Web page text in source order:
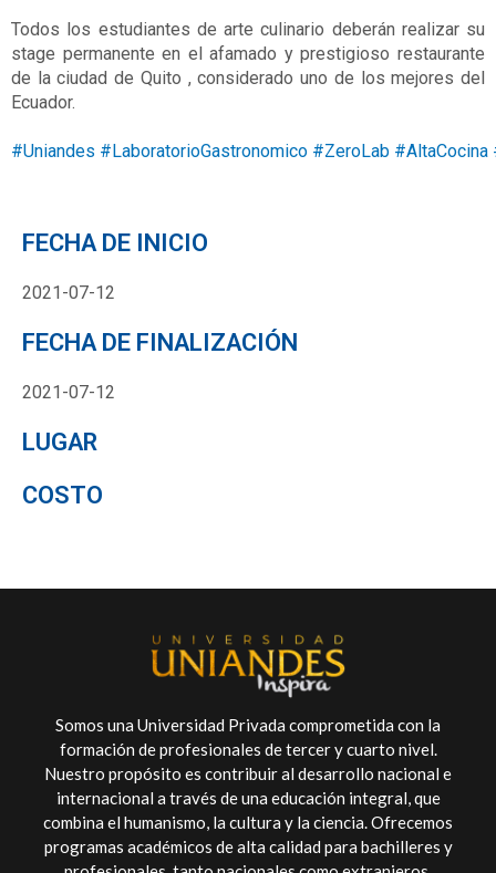
Todos los estudiantes de arte culinario deberán realizar su
stage permanente en el afamado y prestigioso restaurante
de la ciudad de Quito , considerado uno de los mejores del
Ecuador.
#Uniandes #LaboratorioGastronomico #ZeroLab #AltaCocina
FECHA DE INICIO
2021-07-12
FECHA DE FINALIZACIÓN
2021-07-12
LUGAR
COSTO
Somos una Universidad Privada comprometida con la
formación de profesionales de tercer y cuarto nivel.
Nuestro propósito es contribuir al desarrollo nacional e
internacional a través de una educación integral, que
combina el humanismo, la cultura y la ciencia. Ofrecemos
programas académicos de alta calidad para bachilleres y